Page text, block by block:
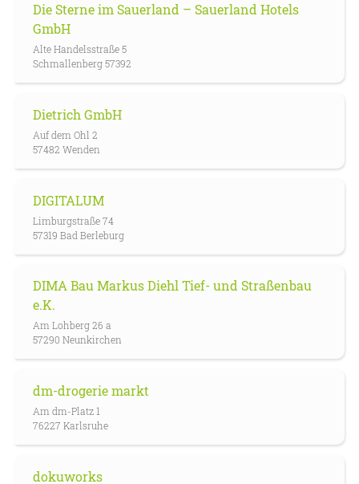
Die Sterne im Sauerland – Sauerland Hotels
GmbH
Alte Handelsstraße 5
Schmallenberg 57392
Dietrich GmbH
Auf dem Ohl 2
57482 Wenden
DIGITALUM
Limburgstraße 74
57319 Bad Berleburg
DIMA Bau Markus Diehl Tief- und Straßenbau
e.K.
Am Lohberg 26 a
57290 Neunkirchen
dm-drogerie markt
Am dm-Platz 1
76227 Karlsruhe
dokuworks